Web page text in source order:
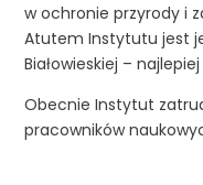
w ochronie przyrody i
Atutem Instytutu jest
Białowieskiej –
Obecnie Instytut
pracowników